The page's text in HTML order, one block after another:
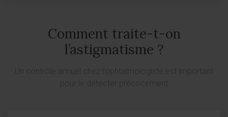
Comment traite-t-on
l’astigmatisme ?